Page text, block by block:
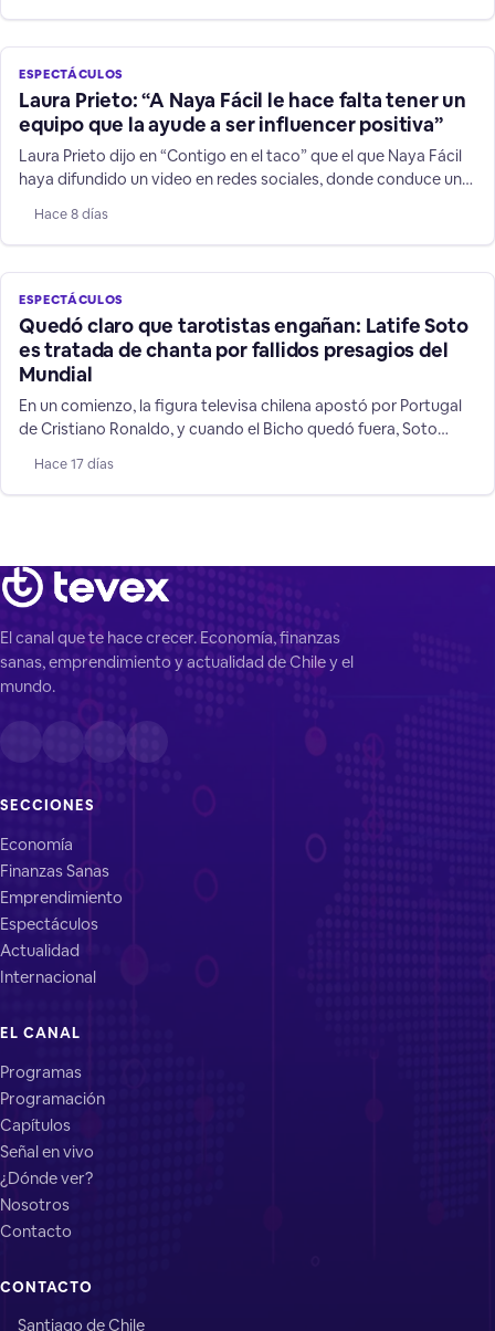
ESPECTÁCULOS
Laura Prieto: “A Naya Fácil le hace falta tener un
equipo que la ayude a ser influencer positiva”
Laura Prieto dijo en “Contigo en el taco” que el que Naya Fácil
haya difundido un video en redes sociales, donde conduce un
irresponsabilidad sobre todo frente a niños y jóvenes que la
siguen.
Hace 8 días
ESPECTÁCULOS
Quedó claro que tarotistas engañan: Latife Soto
es tratada de chanta por fallidos presagios del
Mundial
En un comienzo, la figura televisa chilena apostó por Portugal
de Cristiano Ronaldo, y cuando el Bicho quedó fuera, Soto
rubro de supuestos "videntes".
Hace 17 días
El canal que te hace crecer. Economía, finanzas
sanas, emprendimiento y actualidad de Chile y el
mundo.
SECCIONES
Economía
Finanzas Sanas
Emprendimiento
Espectáculos
Actualidad
Internacional
EL CANAL
Programas
Programación
Capítulos
Señal en vivo
¿Dónde ver?
Nosotros
Contacto
CONTACTO
Santiago de Chile